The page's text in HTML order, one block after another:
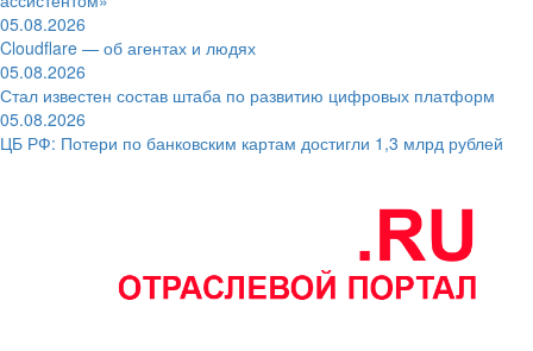
05.08.2026
Cloudflare — об агентах и людях
05.08.2026
Стал известен состав штаба по развитию цифровых платформ
05.08.2026
ЦБ РФ: Потери по банковским картам достигли 1,3 млрд рублей